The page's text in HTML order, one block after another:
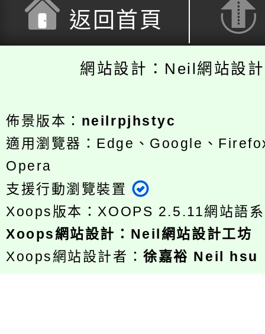
返回首頁
網站設計：Neil網站設
佈景版本： neilrpjhstyc
適用瀏覽器：Edge、Google、
Opera
支援行動瀏覽裝置
Xoops版本： XOOPS 2.5.11網站語
Xoops網站設計 ： Neil網站設計工坊
Xoops網站設計者：徐嘉裕 Neil hsu